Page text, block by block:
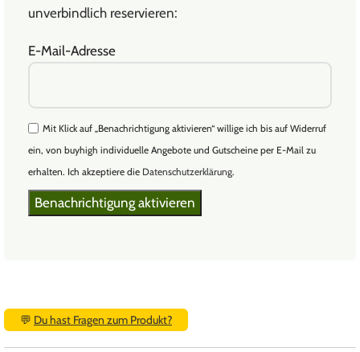
unverbindlich reservieren:
E-Mail-Adresse
Mit Klick auf „Benachrichtigung aktivieren“ willige ich bis auf Widerruf
ein, von buyhigh individuelle Angebote und Gutscheine per E-Mail zu
erhalten. Ich akzeptiere die Datenschutzerklärung.
💬 Du hast Fragen zum Produkt?